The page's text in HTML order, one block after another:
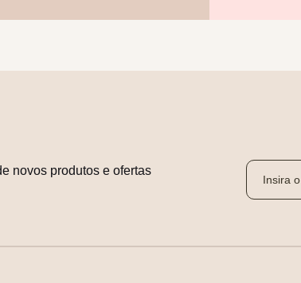
novos produtos e ofertas